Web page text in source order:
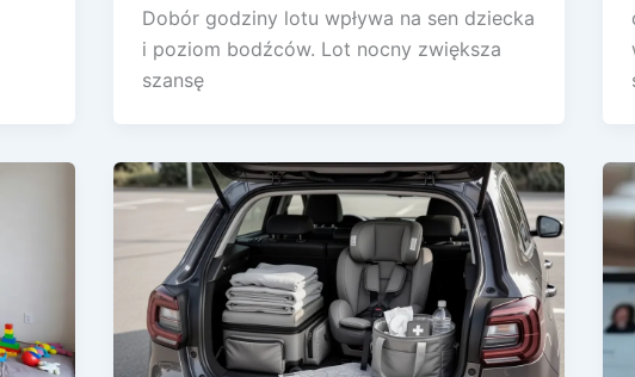
Dobór godziny lotu wpływa na sen dziecka
i poziom bodźców. Lot nocny zwiększa
szansę